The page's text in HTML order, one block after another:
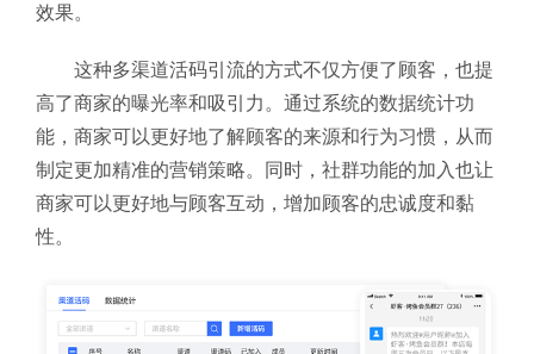
效果。
这种多渠道活码引流的方式不仅方便了顾客，也提
高了商家的曝光率和吸引力。通过系统的数据统计功
能，商家可以更好地了解顾客的来源和行为习惯，从而
制定更加精准的营销策略。同时，社群功能的加入也让
商家可以更好地与顾客互动，增加顾客的忠诚度和黏
性。